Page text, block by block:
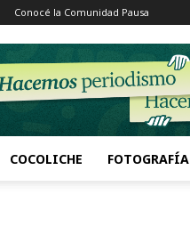
Conocé la Comunidad Pausa
COCOLICHE FOTOGRAFÍA